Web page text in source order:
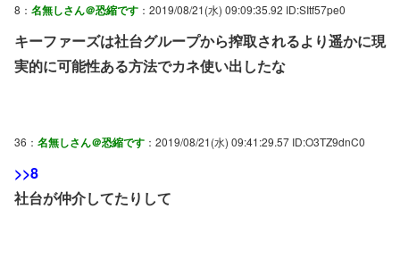
8： 名無しさん＠恐縮です ：2019/08/21(水) 09:09:35.92 ID:SItf57pe0
キーファーズは社台グループから搾取されるより遥かに現
実的に可能性ある方法でカネ使い出したな
36： 名無しさん＠恐縮です ：2019/08/21(水) 09:41:29.57 ID:O3TZ9dnC0
>>8
社台が仲介してたりして